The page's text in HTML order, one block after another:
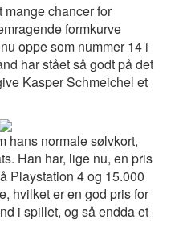
chancer for
formkurve
oppe som nummer 14 i
har stået så godt på det
Kasper Schmeichel et
hans normale sølvkort,
Han har, lige nu, en pris
Playstation 4 og 15.000
hvilket er en god pris for
i spillet, og så endda et